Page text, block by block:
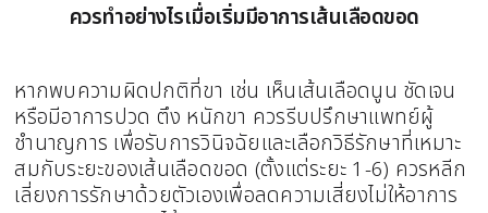
ควรทำอย่างไรเมื่อเริ่มมีอาการเส้นเลือดขอด
หากพบความผิดปกติที่ขา เช่น เห็นเส้นเลือดนูน ชัดเจน
หรือมีอาการปวด ตึง หนักขา ควรรีบปรึกษาแพทย์ผู้
ชำนาญการ เพื่อรับการวินิจฉัยและเลือกวิธีรักษาที่เหมาะ
สมกับระยะของเส้นเลือดขอด (ตั้งแต่ระยะ 1-6) ควรหลีก
เลี่ยงการรักษาด้วยตัวเองเพื่อลดความเสี่ยงไม่ให้อาการ